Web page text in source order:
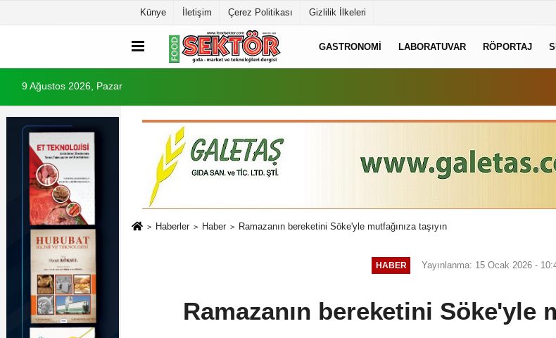
Künye İletişim Çerez Politikası Gizlilik İlkeleri
GASTRONOMI LABORATUVAR RÖPORTAJ
9 Ağustos 2026, Pazar
Haberler Haber Ramazanın bereketini Söke'yle mutfağınıza taşıyın
HABER Yayınlanma: 15 Ocak 2026 -
Ramazanın bereketini Söke'yle